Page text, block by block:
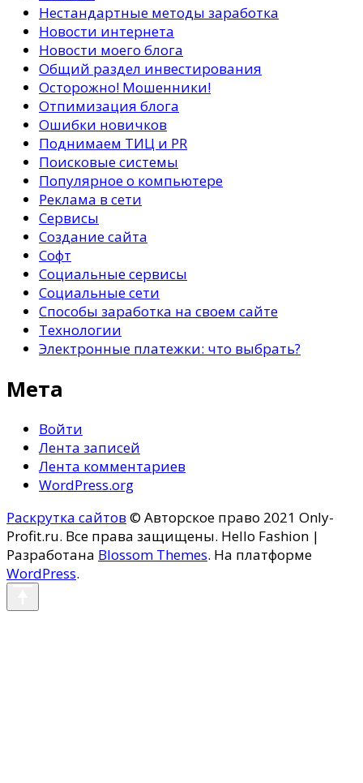
Нестандартные методы заработка
Новости интернета
Новости моего блога
Общий раздел инвестирования
Осторожно! Мошенники!
Отпимизация блога
Ошибки новичков
Поднимаем ТИЦ и PR
Поисковые системы
Популярное о компьютере
Реклама в сети
Сервисы
Создание сайта
Софт
Социальные сервисы
Социальные сети
Способы заработка на своем сайте
Технологии
Электронные платежки: что выбрать?
Мета
Войти
Лента записей
Лента комментариев
WordPress.org
Раскрутка сайтов © Авторское право 2021 Only-
Profit.ru. Все права защищены. Hello Fashion |
Разработана Blossom Themes. На платформе
WordPress.